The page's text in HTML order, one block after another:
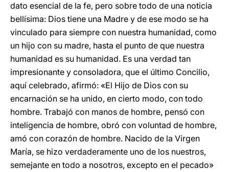
dato esencial de la fe, pero sobre todo de una noticia
bellísima: Dios tiene una Madre y de ese modo se ha
vinculado para siempre con nuestra humanidad, como
un hijo con su madre, hasta el punto de que nuestra
humanidad es su humanidad. Es una verdad tan
impresionante y consoladora, que el último Concilio,
aquí celebrado, afirmó: «El Hijo de Dios con su
encarnación se ha unido, en cierto modo, con todo
hombre. Trabajó con manos de hombre, pensó con
inteligencia de hombre, obró con voluntad de hombre,
amó con corazón de hombre. Nacido de la Virgen
María, se hizo verdaderamente uno de los nuestros,
semejante en todo a nosotros, excepto en el pecado»